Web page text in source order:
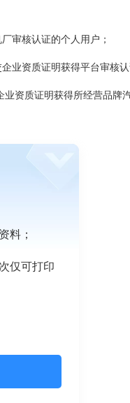
审核认证的个人用户；
业资质证明获得平台审核
资质证明获得所经营品牌
料；
仅可打印